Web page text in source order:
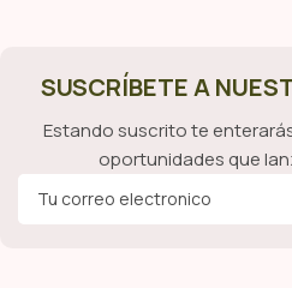
SUSCRÍBETE A
Estando suscrito te
oportunidades que